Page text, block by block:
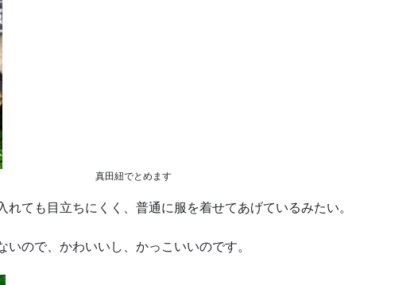
真田紐でとめます
れても目立ちにくく、普通に服を着せてあげているみたい。
いので、かわいいし、かっこいいのです。